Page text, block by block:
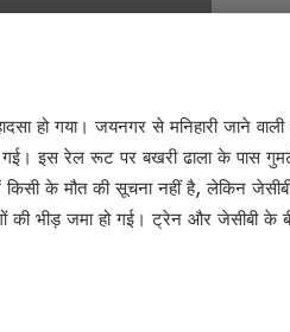
पार!
है’ से परिचित हुए लोग
हो गया। जयनगर से मनिहारी जाने
इस रेल रूट पर बखरी ढाला के पास
किसी के मौत की सूचना नहीं है, लेकिन
की भीड़ जमा हो गई। ट्रेन और जेसीबी के